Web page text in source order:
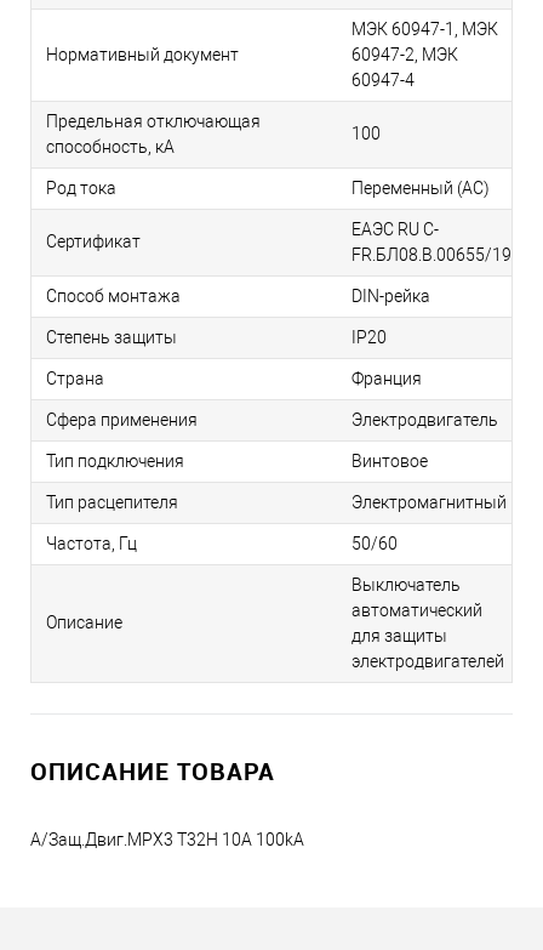
Нормативный документ
МЭК 60947-1, МЭК
60947-2, МЭК
60947-4
Предельная отключающая
способность, кA
100
Род тока Переменный (AC)
Сертификат
ЕАЭС RU С-
FR.БЛ08.В.00655/19
Способ монтажа DIN-рейка
Степень защиты IP20
Страна Франция
Сфера применения Электродвигатель
Тип подключения Винтовое
Тип расцепителя Электромагнитный
Частота, Гц 50/60
Описание
Выключатель
автоматический
для защиты
электродвигателей
ОПИСАНИЕ ТОВАРА
А/Защ.Двиг.MPX3 T32H 10A 100kA